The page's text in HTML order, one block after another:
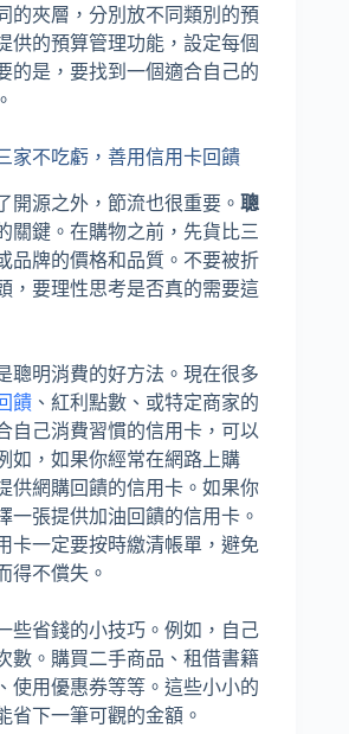
的夾層，分別放不同類別的預
供的預算管理功能，設定每個
的是，要找到一個適合自己的
家不吃虧，善用信用卡回饋
開源之外，節流也很重要。 聰
關鍵。在購物之前，先貨比三
品牌的價格和品質。不要被折
，要理性思考是否真的需要這
聰明消費的好方法。現在很多
饋 、紅利點數、或特定商家的
自己消費習慣的信用卡，可以
如，如果你經常在網路上購
供網購回饋的信用卡。如果你
一張提供加油回饋的信用卡。
卡一定要按時繳清帳單，避免
得不償失。
些省錢的小技巧。例如，自己
數。購買二手商品、租借書籍
使用優惠券等等。這些小小的
省下一筆可觀的金額。